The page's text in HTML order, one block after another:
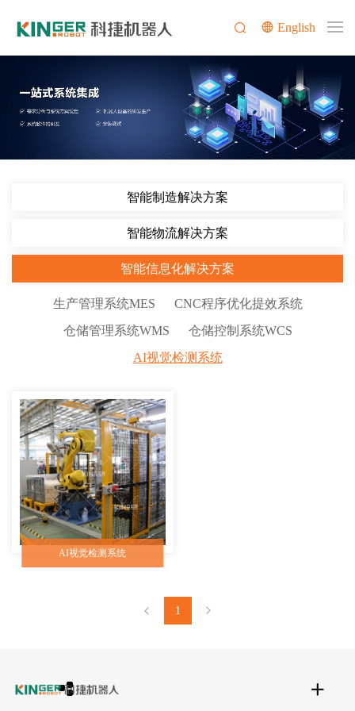
English
智能制造解决方案
智能物流解决方案
智能信息化解决方案
生产管理系统MES
CNC程序优化提效系统
仓储管理系统WMS
仓储控制系统WCS
AI视觉检测系统
AI视觉检测系统
1